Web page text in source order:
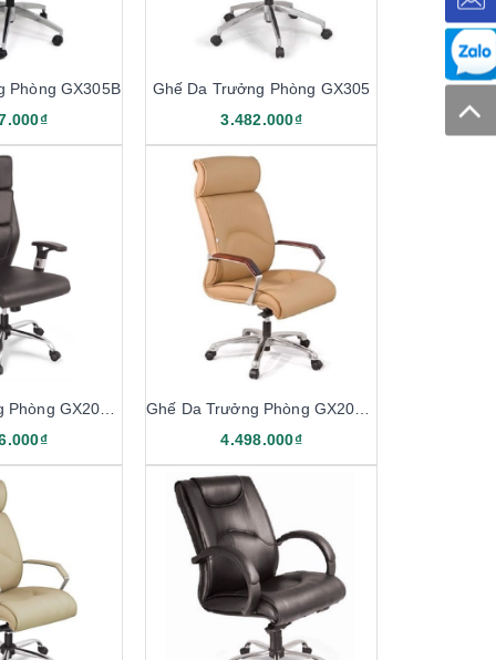
Phòng GX305B
Ghế Da Trưởng Phòng GX305
3.482.000₫
4.498.000₫